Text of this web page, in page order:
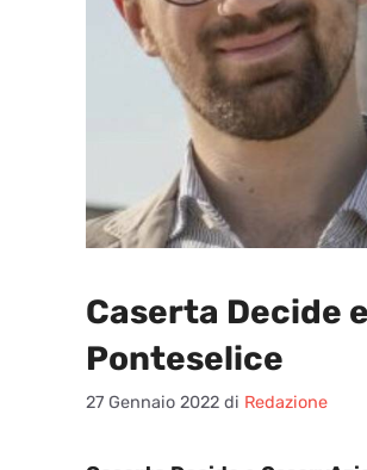
Caserta Decide
Ponteselice
27 Gennaio 2022 di Redazione